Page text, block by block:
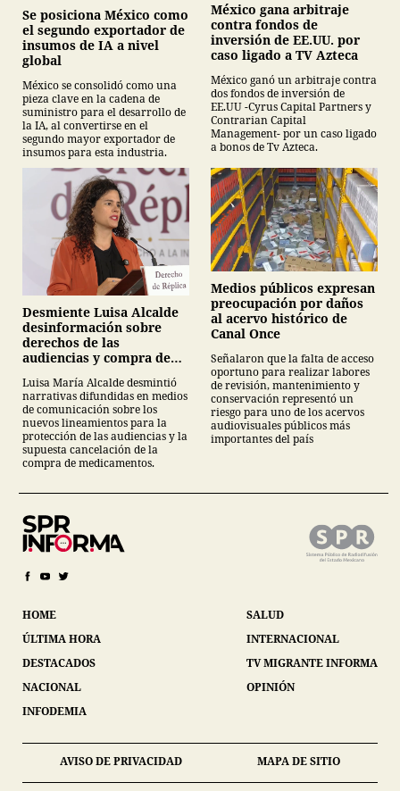
Se posiciona México como
el segundo exportador de
insumos de IA a nivel
global
México se consolidó como una
pieza clave en la cadena de
suministro para el desarrollo de
la IA, al convertirse en el
segundo mayor exportador de
insumos para esta industria.
México gana arbitraje
contra fondos de
inversión de EE.UU. por
caso ligado a TV Azteca
México ganó un arbitraje contra
dos fondos de inversión de
EE.UU -Cyrus Capital Partners y
Contrarian Capital
Management- por un caso ligado
a bonos de Tv Azteca.
Desmiente Luisa Alcalde
desinformación sobre
derechos de las
audiencias y compra de
Luisa María Alcalde desmintió
narrativas difundidas en medios
de comunicación sobre los
nuevos lineamientos para la
protección de las audiencias y la
supuesta cancelación de la
compra de medicamentos.
Medios públicos expresan
preocupación por daños
al acervo histórico de
Canal Once
Señalaron que la falta de acceso
oportuno para realizar labores
de revisión, mantenimiento y
conservación representó un
riesgo para uno de los acervos
audiovisuales públicos más
importantes del país
HOME
ÚLTIMA HORA
DESTACADOS
NACIONAL
INFODEMIA
SALUD
INTERNACIONAL
TV MIGRANTE INFORMA
OPINIÓN
AVISO DE PRIVACIDAD MAPA DE SITIO